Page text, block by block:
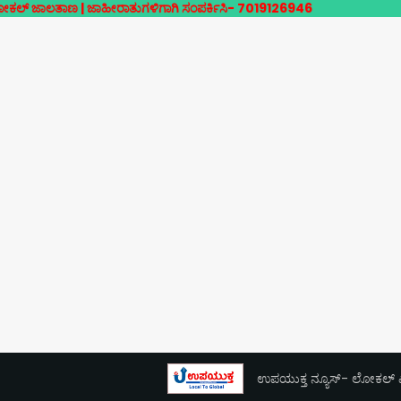
ಜಾಹೀರಾತುಗಳಿಗಾಗಿ ಸಂಪರ್ಕಿಸಿ- 7019126946
ಉಪಯುಕ್ತ ನ್ಯೂಸ್- ಲೋಕಲ್